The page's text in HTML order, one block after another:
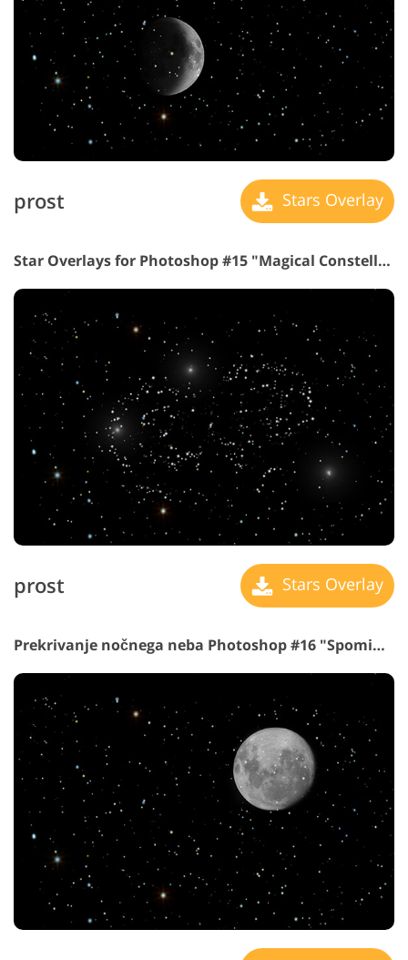
prost Stars Overlay
Star Overlays for Photoshop #15 "Magical Constellations"
prost Stars Overlay
Prekrivanje nočnega neba Photoshop #16 "Spomini od mesečina"